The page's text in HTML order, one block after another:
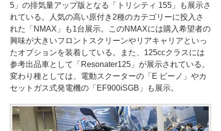
5」の排気量アップ版となる「トリシティ 155」も展示さ
れている。人気の高い原付き2種のカテゴリーに投入さ
れた「NMAX」も1台展示。このNMAXには購入希望者の
興味が大きいフロントスクリーンやリアキャリアといっ
たオプションを装着している。また、125ccクラスには
参考出品車として「Resonater125」が展示されている。
変わり種としては、電動スクーターの「E ビーノ」やカ
セットガス式発電機の「EF900iSGB」も展示。